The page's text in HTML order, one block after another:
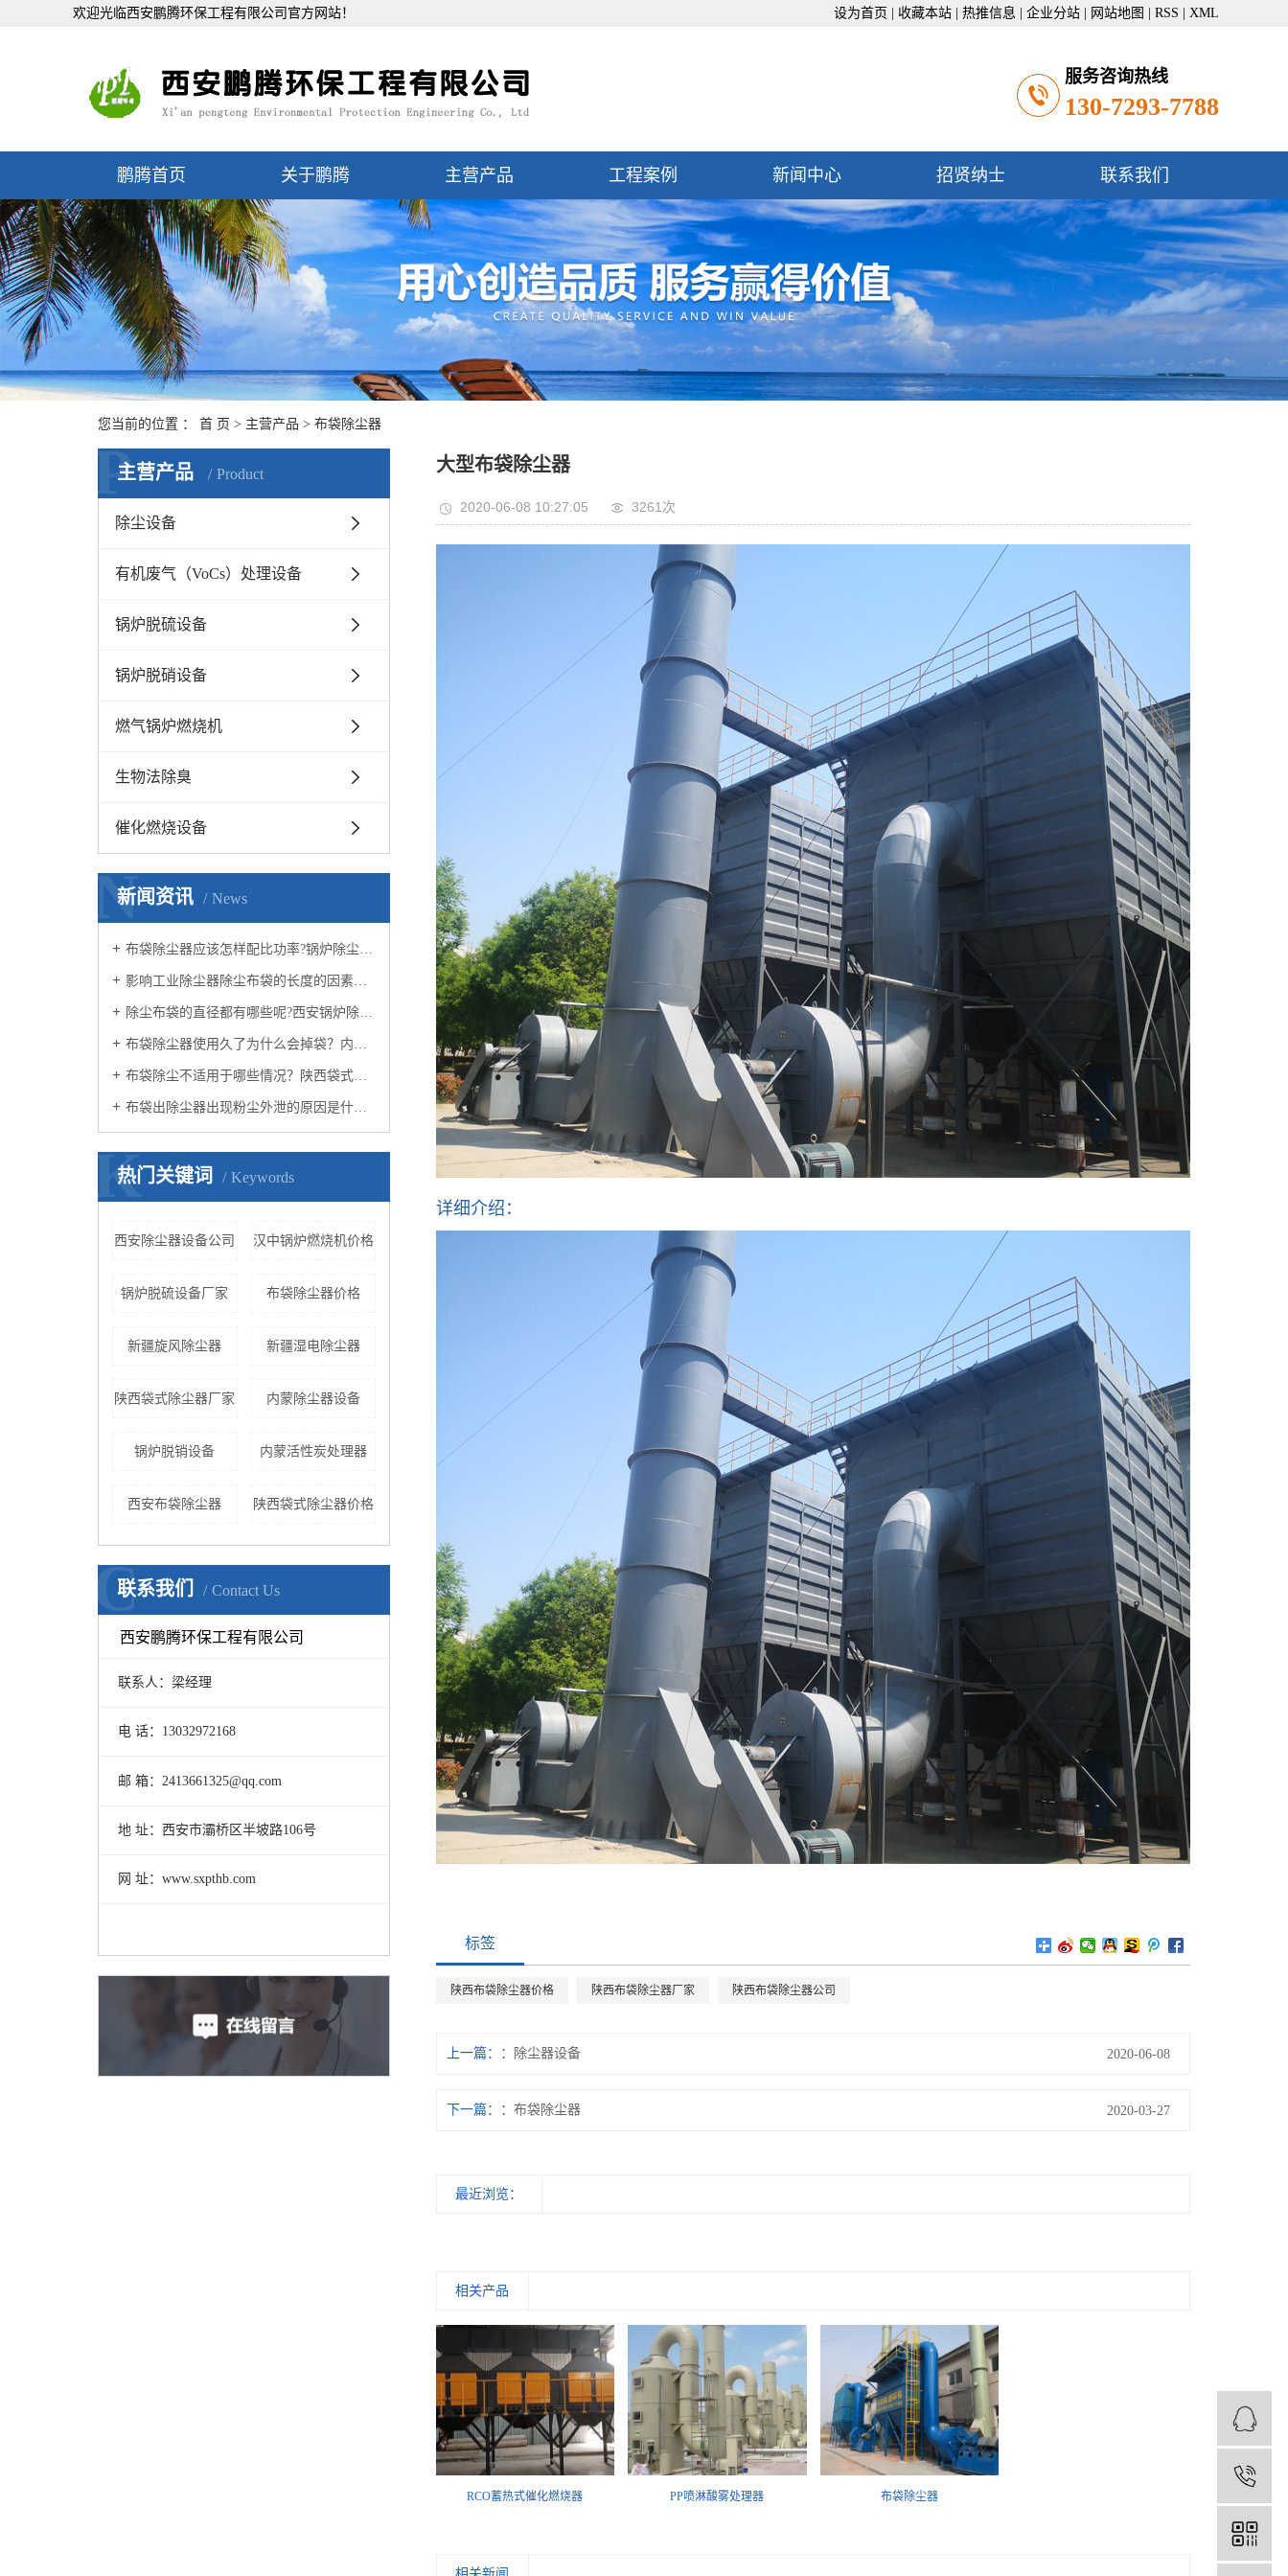
欢迎光临西安鹏腾环保工程有限公司官方网站！ 设为首页 收藏本站 热推信息 企业分站 网站地图 RSS XML
服务咨询热线
130-7293-7788
鹏腾首页 关于鹏腾 主营产品 工程案例 新闻中心 招贤纳士 联系我们
您当前的位置 ： 首 页 > 主营产品 > 布袋除尘器
主营产品 Product
P
除尘设备
有机废气（VoCs）处理设备
锅炉脱硫设备
锅炉脱硝设备
燃气锅炉燃烧机
生物法除臭
催化燃烧设备
新闻资讯 News
N
布袋除尘器应该怎样配比功率?锅炉除尘器厂家知道吗？
影响工业除尘器除尘布袋的长度的因素有哪些？西安锅炉除尘器厂家觉得呢？
除尘布袋的直径都有哪些呢?西安锅炉除尘器小编认为呢？
布袋除尘器使用久了为什么会掉袋？内蒙布袋除尘器厂家认为呢？
布袋除尘不适用于哪些情况？陕西袋式除尘器小编知道吗？
布袋出除尘器出现粉尘外泄的原因是什么？西安除尘器设备公司认为呢？
热门关键词 Keywords
K
西安除尘器设备公司 汉中锅炉燃烧机价格
锅炉脱硫设备厂家 布袋除尘器价格
新疆旋风除尘器 新疆湿电除尘器
陕西袋式除尘器厂家 内蒙除尘器设备
锅炉脱销设备 内蒙活性炭处理器
西安布袋除尘器 陕西袋式除尘器价格
联系我们 Contact Us
C
西安鹏腾环保工程有限公司
联系人：梁经理
电 话：13032972168
邮 箱：2413661325@qq.com
地 址：西安市灞桥区半坡路106号
网 址：www.sxpthb.com
大型布袋除尘器
2020-06-08 10:27:05 3261次
详细介绍：
标签
陕西布袋除尘器价格 陕西布袋除尘器厂家 陕西布袋除尘器公司
上一篇： 除尘器设备 2020-06-08
下一篇： 布袋除尘器 2020-03-27
最近浏览：
相关产品
RCO蓄热式催化燃烧器 PP喷淋酸雾处理器 布袋除尘器